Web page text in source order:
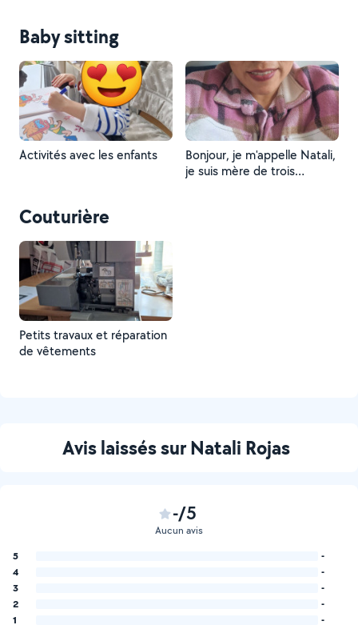
Baby sitting
Activités avec les enfants
Bonjour, je m'appelle Natali,
je suis mère de trois
Couturière
Petits travaux et réparation
de vêtements
Avis laissés sur Natali Rojas
-/5
Aucun avis
5
-
4
-
3
-
2
-
1
-